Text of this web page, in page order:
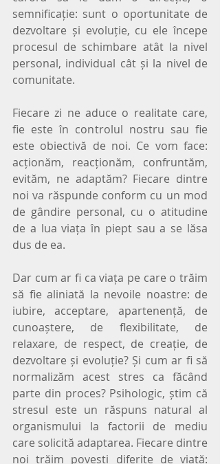
semnificație: sunt o oportunitate de
dezvoltare și evoluție, cu ele începe
procesul de schimbare atât la nivel
personal, individual cât și la nivel de
comunitate.
Fiecare zi ne aduce o realitate care,
fie este în controlul nostru sau fie
este obiectivă de noi. Ce vom face:
acționăm, reacționăm, confruntăm,
evităm, ne adaptăm? Fiecare dintre
noi va răspunde conform cu un mod
de gândire personal, cu o atitudine
de a lua viața în piept sau a se lăsa
dus de ea.
Dar cum ar fi ca viața pe care o trăim
să fie aliniată la nevoile noastre: de
iubire, acceptare, apartenență, de
cunoaștere, de flexibilitate, de
relaxare, de respect, de creație, de
dezvoltare și evoluție? Și cum ar fi să
normalizăm acest stres ca făcând
parte din proces? Psihologic, știm că
stresul este un răspuns natural al
organismului la factorii de mediu
care solicită adaptarea. Fiecare dintre
noi trăim povești diferite de viață: